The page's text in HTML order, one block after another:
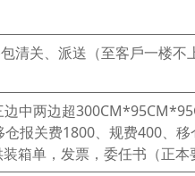
清关、派送（至客戶一楼
中两边超
报关费1800、规费400、
箱单，发票，委任书（正本